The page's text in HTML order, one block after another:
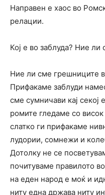
Направен е хаос во
релации.
Кој е во заблуда? Ние ли
Ние ли сме грешниците
Прифакаме заблуди
сме сумничави кај
ромите гледаме со
слатко ги прифакаме
лудории, сомнежи и
Дотолку не се
почитуваме правилото
на еден народ е моќ и
ниту една држава ниту